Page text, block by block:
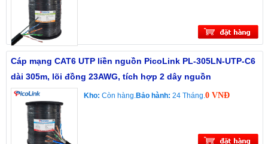
Cáp mạng CAT6 UTP liền nguồn PicoLink PL-305LN-UTP-C6
dài 305m, lõi đồng 23AWG, tích hợp 2 dây nguồn
Kho: Còn hàng.Bảo hành: 24 Tháng.0 VNĐ